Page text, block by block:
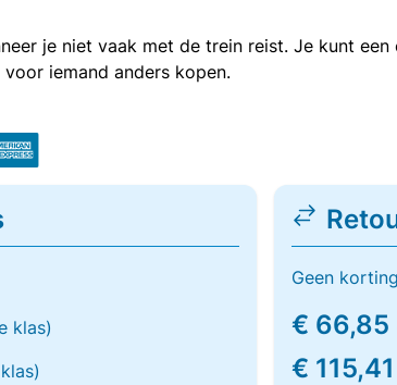
je niet vaak met de trein reist. Je kunt
iemand anders kopen.
klas)
Geen korting
€ 66,85
€ 115,41